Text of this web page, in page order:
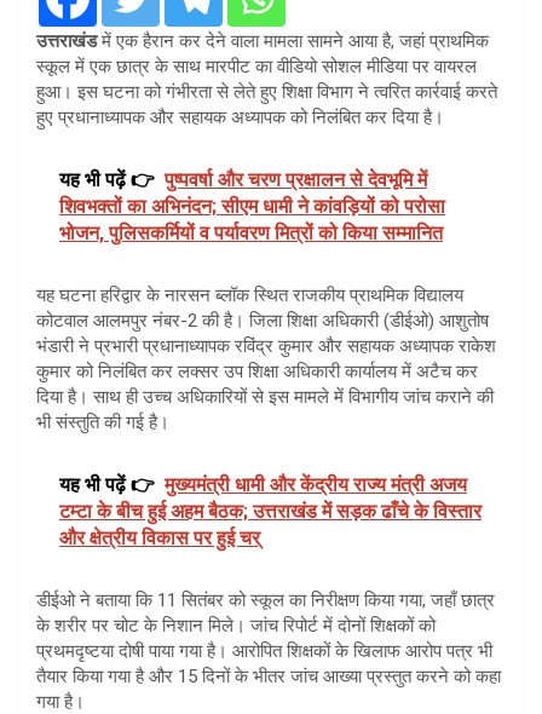
उत्तराखंडमें एक हैरान कर देने वाला मामला सामने आया है, जहां प्राथमिक
स्कूल में एक छात्र के साथ मारपीट का वीडियो सोशल मीडिया पर वायरल
हुआ। इस घटना को गंभीरता से लेते हुए शिक्षा विभाग ने त्वरित कार्रवाई करते
हुए प्रधानाध्यापक और सहायक अध्यापक को निलंबित कर दिया है।
यह भी पढ़ें 👉 पुष्पवर्षा और चरण प्रक्षालन से देवभूमि में
शिवभक्तों का अभिनंदन; सीएम धामी ने कांवड़ियों को परोसा
भोजन, पुलिसकर्मियों व पर्यावरण मित्रों को किया सम्मानित
यह घटना हरिद्वार के नारसन ब्लॉक स्थित राजकीय प्राथमिक विद्यालय
कोटवाल आलमपुर नंबर-2 की है। जिला शिक्षा अधिकारी (डीईओ) आशुतोष
भंडारी ने प्रभारी प्रधानाध्यापक रविंद्र कुमार और सहायक अध्यापक राकेश
कुमार को निलंबित कर लक्सर उप शिक्षा अधिकारी कार्यालय में अटैच कर
दिया है। साथ ही उच्च अधिकारियों से इस मामले में विभागीय जांच कराने की
भी संस्तुति की गई है।
यह भी पढ़ें 👉 मुख्यमंत्री धामी और केंद्रीय राज्य मंत्री अजय
टम्टा के बीच हुई अहम बैठक; उत्तराखंड में सड़क ढाँचे के विस्तार
और क्षेत्रीय विकास पर हुई चर्
डीईओ ने बताया कि 11 सितंबर को स्कूल का निरीक्षण किया गया, जहाँ छात्र
के शरीर पर चोट के निशान मिले। जांच रिपोर्ट में दोनों शिक्षकों को
प्रथमदृष्टया दोषी पाया गया है। आरोपित शिक्षकों के खिलाफ आरोप पत्र भी
तैयार किया गया है और 15 दिनों के भीतर जांच आख्या प्रस्तुत करने को कहा
गया है।